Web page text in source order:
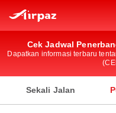
Cek Jadwal
Dapatkan informasi terbaru
Sekali Jalan